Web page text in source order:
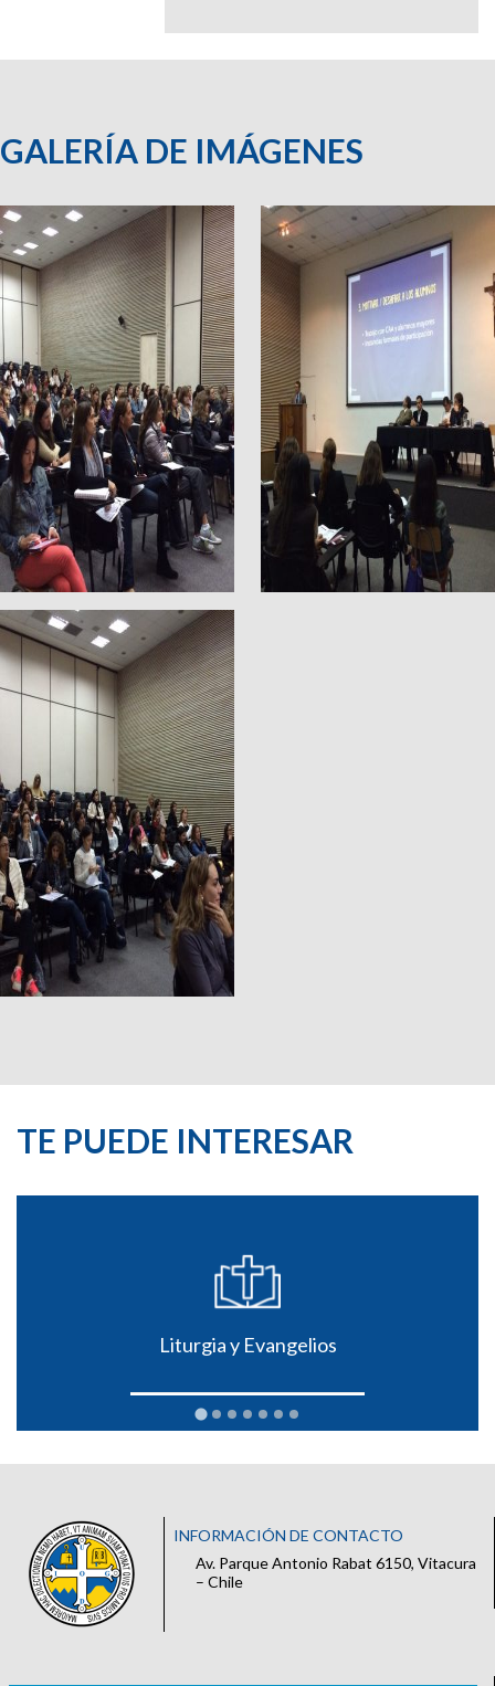
GALERÍA DE IMÁGENES
TE PUEDE INTERESAR
Liturgia y Evangelios
INFORMACIÓN DE CONTACTO
Av. Parque Antonio Rabat 6150, Vitacura
– Chile